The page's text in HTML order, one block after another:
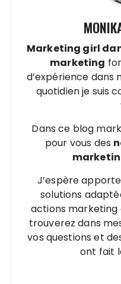
Marketing girl
marketing
d’expérience dans
quotidien je suis
Dans ce blog
pour vous des
J’espère
solutions
actions marketing
trouverez dans
vos questions et
ont fait